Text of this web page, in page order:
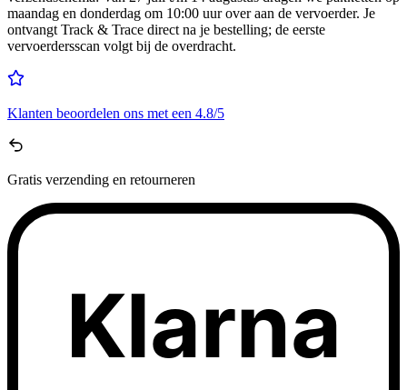
maandag en donderdag om 10:00 uur over aan de vervoerder. Je
ontvangt Track & Trace direct na je bestelling; de eerste
vervoerdersscan volgt bij de overdracht.
Klanten beoordelen ons met een 4.8/5
Gratis verzending en retourneren
Klarna